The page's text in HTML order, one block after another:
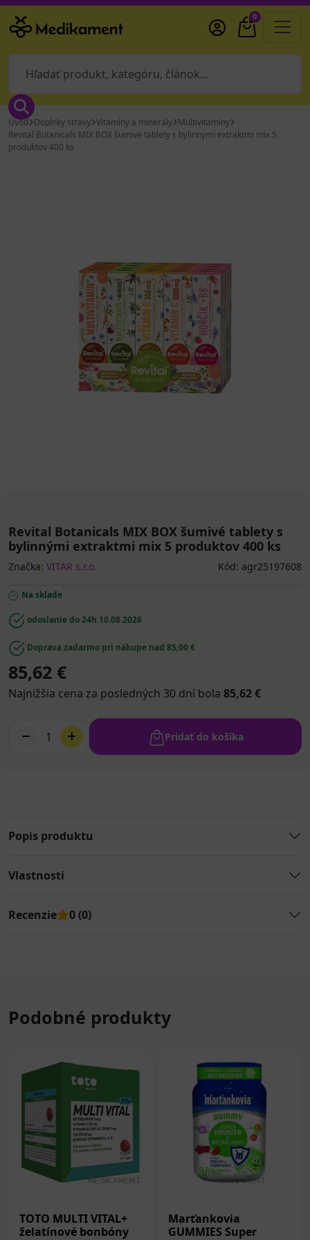
0
Úvod Doplnky stravy Vitamíny a minerály Multivitamíny
Revital Botanicals MIX BOX šumivé tablety s bylinnými extraktmi mix 5
produktov 400 ks
Revital Botanicals MIX BOX šumivé tablety s
bylinnými extraktmi mix 5 produktov 400 ks
Značka: VITAR s.r.o. Kód: agr25197608
Na sklade
odoslanie do 24h 10.08.2026
Doprava zadarmo pri nákupe nad 85,00 €
85,62 €
Najnižšia cena za posledných 30 dní bola 85,62 €
1 Pridať do košíka
Popis produktu
Vlastnosti
Recenzie 0 (0)
Podobné produkty
TOTO MULTI VITAL+
želatínové bonbóny
Marťankovia
GUMMIES Super